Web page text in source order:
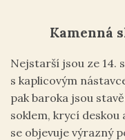
Kamenná
Nejstarší jsou ze 14.
s kaplicovým
pak baroka jsou
soklem, krycí deskou
se objevuje výrazný